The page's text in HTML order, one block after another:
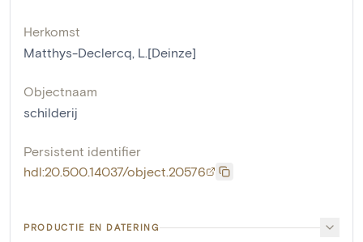
Herkomst
Matthys-Declercq, L.[Deinze]
Objectnaam
schilderij
Persistent identifier
hdl:20.500.14037/object.20576
PRODUCTIE EN DATERING